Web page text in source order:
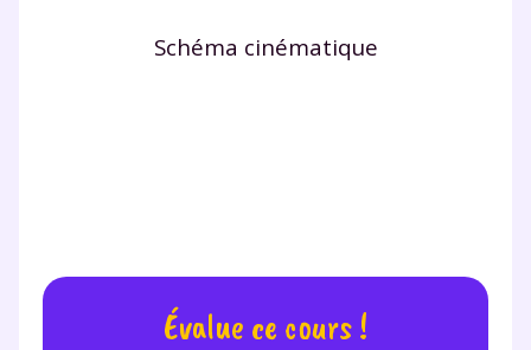
Schéma cinématique
Évalue ce cours !